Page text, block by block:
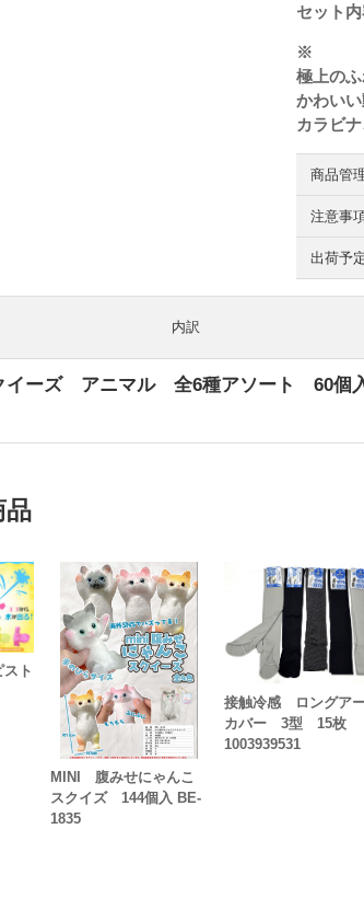
セット
※
極上のふ
かわい
カラビ
商品管
注意事
出荷予
内訳
イーズ アニマル 全6種アソート 60個
品
スト
MINI 腹みせにゃんこ
スクイズ 144個入 BE-
1835
接触冷感 ロングア
カバー 3型 15枚
1003939531